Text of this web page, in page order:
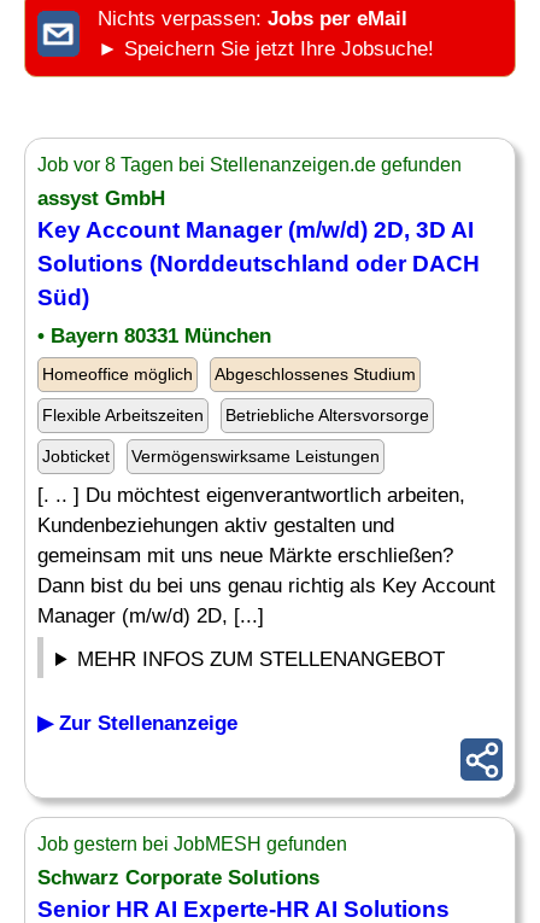
Nichts verpassen: Jobs per eMail
► Speichern Sie jetzt Ihre Jobsuche!
Job vor 8 Tagen bei Stellenanzeigen.de gefunden
assyst GmbH
Key Account Manager (m/w/d) 2D, 3D AI
Solutions (Norddeutschland oder DACH
Süd)
• Bayern 80331 München
Homeoffice möglich Abgeschlossenes Studium
Flexible Arbeitszeiten Betriebliche Altersvorsorge
Jobticket Vermögenswirksame Leistungen
[. .. ] Du möchtest eigenverantwortlich arbeiten,
Kundenbeziehungen aktiv gestalten und
gemeinsam mit uns neue Märkte erschließen?
Dann bist du bei uns genau richtig als Key Account
Manager (m/w/d) 2D, [...]
MEHR INFOS ZUM STELLENANGEBOT
▶ Zur Stellenanzeige
Job gestern bei JobMESH gefunden
Schwarz Corporate Solutions
Senior HR AI Experte-HR AI Solutions